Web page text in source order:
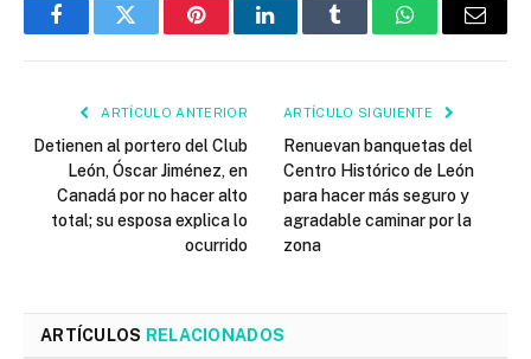
FacebookTwitter PinterestLinkedInTumblr WhatsAppEmail
ARTÍCULO ANTERIOR
Detienen al portero del Club
León, Óscar Jiménez, en
Canadá por no hacer alto
total; su esposa explica lo
ocurrido
ARTÍCULO SIGUIENTE
Renuevan banquetas del
Centro Histórico de León
para hacer más seguro y
agradable caminar por la
zona
ARTÍCULOS RELACIONADOS